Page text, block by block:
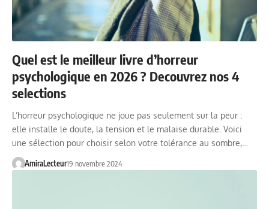
Quel est le meilleur livre d’horreur
psychologique en 2026 ? Decouvrez nos 4
selections
L’horreur psychologique ne joue pas seulement sur la peur :
elle installe le doute, la tension et le malaise durable. Voici
une sélection pour choisir selon votre tolérance au sombre,…
AmiraLecteur19 novembre 2024